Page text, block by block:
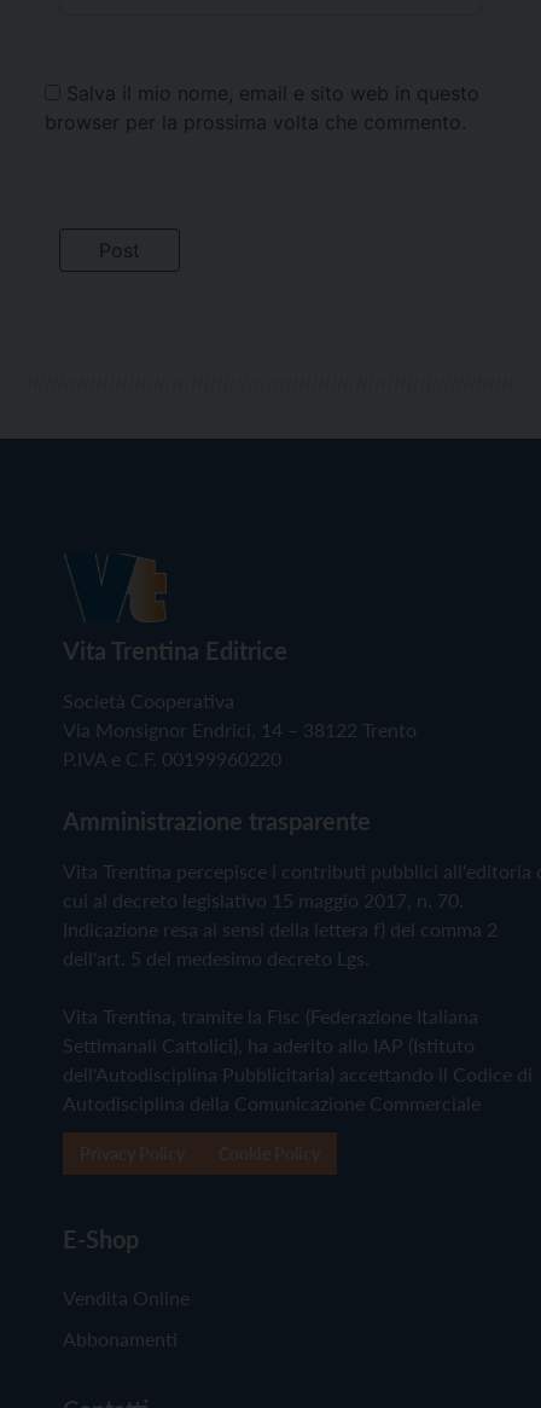
Salva il mio nome, email e sito web in questo
browser per la prossima volta che commento.
Vita Trentina Editrice
Società Cooperativa
Via Monsignor Endrici, 14 – 38122 Trento
P.IVA e C.F. 00199960220
Amministrazione trasparente
Vita Trentina percepisce i contributi pubblici all'editoria
cui al decreto legislativo 15 maggio 2017, n. 70.
Indicazione resa ai sensi della lettera f) del comma 2
dell'art. 5 del medesimo decreto Lgs.
Vita Trentina, tramite la Fisc (Federazione Italiana
Settimanali Cattolici), ha aderito allo IAP (Istituto
dell'Autodisciplina Pubblicitaria) accettando il Codice di
Autodisciplina della Comunicazione Commerciale
E-Shop
Vendita Online
Abbonamenti